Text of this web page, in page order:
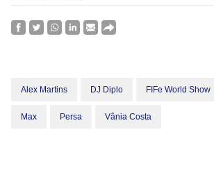
Alex Martins DJ Diplo FIFe World Show
Max Persa Vânia Costa